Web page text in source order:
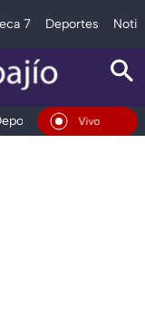
7 Deportes
Espectáculos
En Vivo